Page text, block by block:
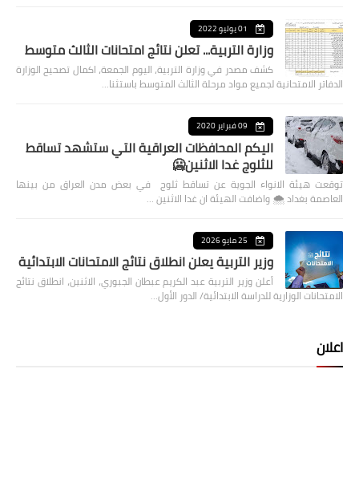
01 يوليو 2022
وزارة التربية... تعلن نتائج امتحانات الثالث متوسط
كشف مصدر في وزارة التربية، اليوم الجمعة، اكمال تصحيح الوزارة
الدفاتر الامتحانية لجميع مواد مرحلة الثالث المتوسط باستثنا…
09 فبراير 2020
اليكم المحافظات العراقية التي ستشهد تساقط
للثلوج غدا الاثنين🥶
توقعت هيئة الانواء الجوية عن تساقط ثلوج في بعض مدن العراق من بينها
العاصمة بغداد ⁦🌨️⁩ واضافت الهيئة ان غدا الاثنين …
25 مايو 2026
وزير التربية يعلن انطلاق نتائج الامتحانات الابتدائية
أعلن وزير التربية عبد الكريم عبطان الجبوري، الاثنين، انطلاق نتائج
الامتحانات الوزارية للدراسة الابتدائية/ الدور الأول…
اعلان